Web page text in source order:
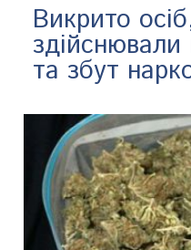
​Викрито
та збут